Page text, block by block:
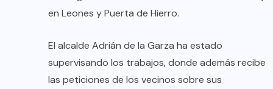
en Leones y Puerta de Hierro.
El alcalde Adrián de la Garza ha estado
supervisando los trabajos, donde además recibe
las peticiones de los vecinos sobre sus